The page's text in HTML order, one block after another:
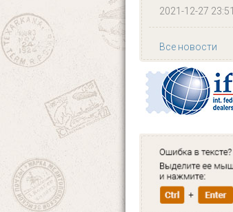
2021-12-27 23:51
Все новости